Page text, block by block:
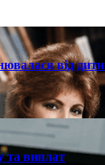
від
та виплат